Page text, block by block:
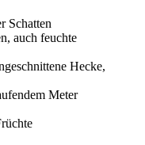
Schatten
auch feuchte
Hecke,
Meter